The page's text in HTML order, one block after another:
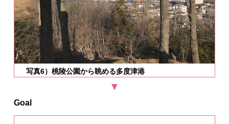
写真6）桃陵公園から眺める多度津港
Goal